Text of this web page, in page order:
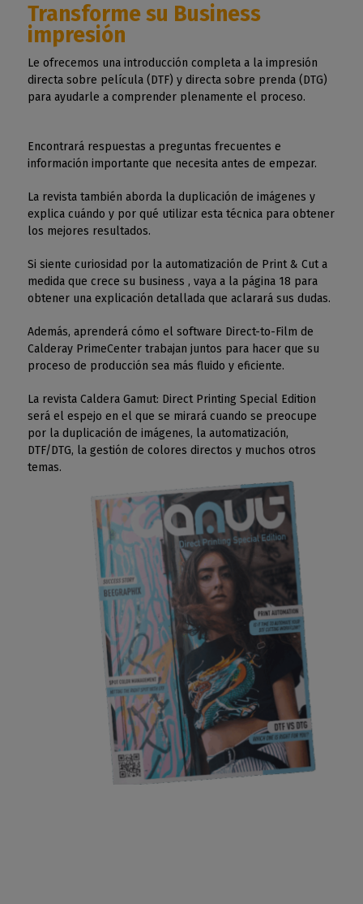
Transforme su Business
impresión
Le ofrecemos una introducción completa a la impresión
directa sobre película (DTF) y directa sobre prenda (DTG)
para ayudarle a comprender plenamente el proceso.
Encontrará respuestas a preguntas frecuentes e
información importante que necesita antes de empezar.
La revista también aborda la duplicación de imágenes y
explica cuándo y por qué utilizar esta técnica para obtener
los mejores resultados.
Si siente curiosidad por la automatización de Print & Cut a
medida que crece su business , vaya a la página 18 para
obtener una explicación detallada que aclarará sus dudas.
Además, aprenderá cómo el software Direct-to-Film de
Calderay PrimeCenter trabajan juntos para hacer que su
proceso de producción sea más fluido y eficiente.
La revista Caldera Gamut: Direct Printing Special Edition
será el espejo en el que se mirará cuando se preocupe
por la duplicación de imágenes, la automatización,
DTF/DTG, la gestión de colores directos y muchos otros
temas.